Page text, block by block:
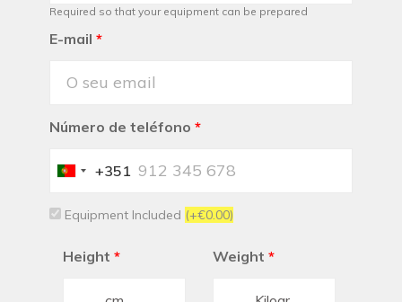
Required so that your equipment can be prepared
E-mail *
Número de teléfono *
Portugal
+351
Equipment Included (+€0.00)
Height * Weight *